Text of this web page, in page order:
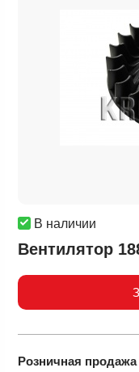
В наличии
Вентилятор
Розничная